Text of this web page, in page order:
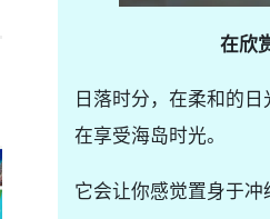
在欣
日落时分，在柔和的日
在享受海岛时光。
它会让你感觉置身于冲